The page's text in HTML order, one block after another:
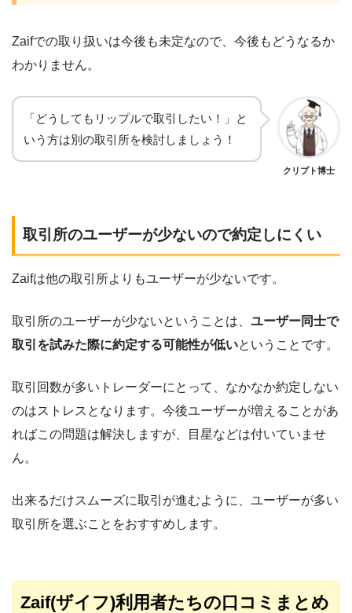
Zaifでの取り扱いは今後も未定なので、今後もどうなるか
わかりません。
「どうしてもリップルで取引したい！」と
いう方は別の取引所を検討しましょう！
クリプト博士
取引所のユーザーが少ないので約定しにくい
Zaifは他の取引所よりもユーザーが少ないです。
取引所のユーザーが少ないということは、 ユーザー同士で
取引を試みた際に約定する可能性が低いということです。
取引回数が多いトレーダーにとって、なかなか約定しない
のはストレスとなります。今後ユーザーが増えることがあ
ればこの問題は解決しますが、目星などは付いていませ
ん。
出来るだけスムーズに取引が進むように、ユーザーが多い
取引所を選ぶことをおすすめします。
Zaif(ザイフ)利用者たちの口コミまとめ